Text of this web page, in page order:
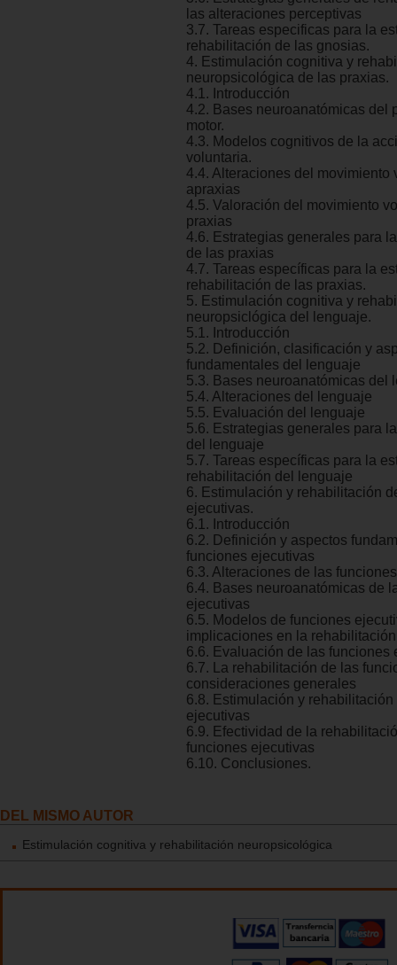
las alteraciones perceptivas
3.7. Tareas especificas para la
rehabilitación de las gnosias.
4. Estimulación cognitiva y
neuropsicológica de las praxias.
4.1. Introducción
4.2. Bases neuroanatómicas del
motor.
4.3. Modelos cognitivos de la
voluntaria.
4.4. Alteraciones del movimiento
apraxias
4.5. Valoración del movimiento
praxias
4.6. Estrategias generales para
de las praxias
4.7. Tareas específicas para la
rehabilitación de las praxias.
5. Estimulación cognitiva y
neuropsiclógica del lenguaje.
5.1. Introducción
5.2. Definición, clasificación y
fundamentales del lenguaje
5.3. Bases neuroanatómicas del
5.4. Alteraciones del lenguaje
5.5. Evaluación del lenguaje
5.6. Estrategias generales para
del lenguaje
5.7. Tareas específicas para la
rehabilitación del lenguaje
6. Estimulación y rehabilitación
ejecutivas.
6.1. Introducción
6.2. Definición y aspectos
funciones ejecutivas
6.3. Alteraciones de las
6.4. Bases neuroanatómicas de
ejecutivas
6.5. Modelos de funciones
implicaciones en la
6.6. Evaluación de las funciones
6.7. La rehabilitación de las
consideraciones generales
6.8. Estimulación y
ejecutivas
6.9. Efectividad de la
funciones ejecutivas
6.10. Conclusiones.
DEL MISMO AUTOR
Estimulación cognitiva y rehabilitación neuropsicológica